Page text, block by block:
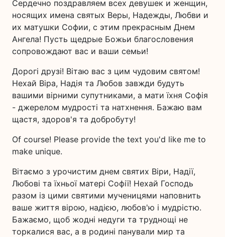
Сердечно поздравляем всех девушек и женщин,
носящих имена святых Веры, Надежды, Любви и
их матушки Софии, с этим прекрасным Днем
Ангела! Пусть щедрые Божьи благословения
сопровождают вас и ваши семьи!
Дорогі друзі! Вітаю вас з цим чудовим святом!
Нехай Віра, Надія та Любов завжди будуть
вашими вірними супутниками, а мати їхня Софія
- джерелом мудрості та натхнення. Бажаю вам
щастя, здоров'я та добробуту!
Of course! Please provide the text you'd like me to
make unique.
Вітаємо з урочистим днем святих Віри, Надії,
Любові та їхньої матері Софії! Нехай Господь
разом із цими святими мученицями наповнить
ваше життя вірою, надією, любов'ю і мудрістю.
Бажаємо, щоб жодні недуги та труднощі не
торкалися вас, а в родині панували мир та